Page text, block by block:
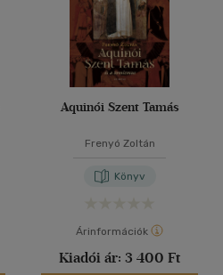
Aquinói Szent Tamás
Frenyó Zoltán
Könyv
Árinformációk
Kiadói ár: 3 400 Ft